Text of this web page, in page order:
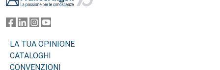
LA TUA OPINIONE
CATALOGHI
CONVENZIONI